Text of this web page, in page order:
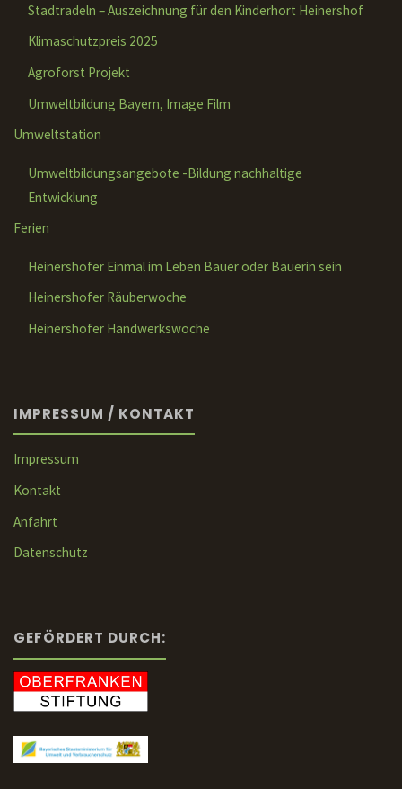
Stadtradeln – Auszeichnung für den Kinderhort Heinershof
Klimaschutzpreis 2025
Agroforst Projekt
Umweltbildung Bayern, Image Film
Umweltstation
Umweltbildungsangebote -Bildung nachhaltige
Entwicklung
Ferien
Heinershofer Einmal im Leben Bauer oder Bäuerin sein
Heinershofer Räuberwoche
Heinershofer Handwerkswoche
IMPRESSUM / KONTAKT
Impressum
Kontakt
Anfahrt
Datenschutz
GEFÖRDERT DURCH: